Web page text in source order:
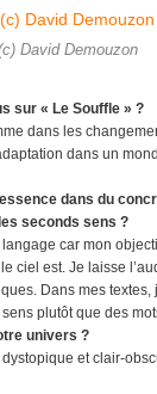
David Demouzon
sur « Le Souffle » ?
dans les
dans un
dans du
seconds sens ?
car mon
ciel est. Je laisse
Dans mes textes,
plutôt que des
univers ?
et clair-